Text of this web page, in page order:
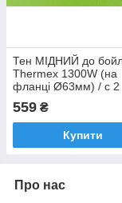
Тен МІДНИЙ до
Thermex 1300W (на
фланці Ø63мм) / с 2
трубками під
(Thermowatt, Італія)
559 ₴
Купити
Про нас